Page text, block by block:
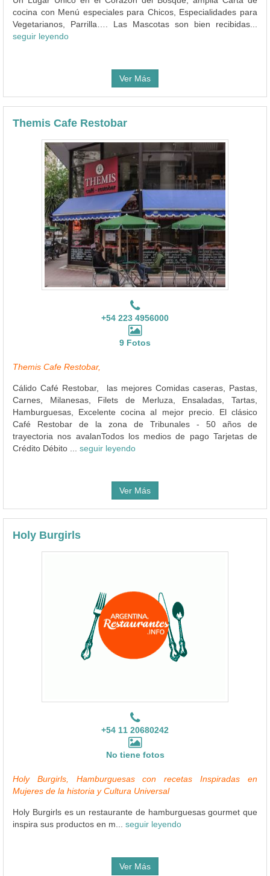
cocina con Menú especiales para Chicos, Especialidades para
Vegetarianos, Parrilla…. Las Mascotas son bien recibidas...
seguir leyendo
Ver Más
Themis Cafe Restobar
+54 223 4956000
9 Fotos
Themis Cafe Restobar,
Cálido Café Restobar, las mejores Comidas caseras, Pastas,
Carnes, Milanesas, Filets de Merluza, Ensaladas, Tartas,
Hamburguesas, Excelente cocina al mejor precio. El clásico
Café Restobar de la zona de Tribunales - 50 años de
trayectoria nos avalanTodos los medios de pago Tarjetas de
Crédito Débito ... seguir leyendo
Ver Más
Holy Burgirls
+54 11 20680242
No tiene fotos
Holy Burgirls, Hamburguesas con recetas Inspiradas en
Mujeres de la historia y Cultura Universal
Holy Burgirls es un restaurante de hamburguesas gourmet que
inspira sus productos en m... seguir leyendo
Ver Más